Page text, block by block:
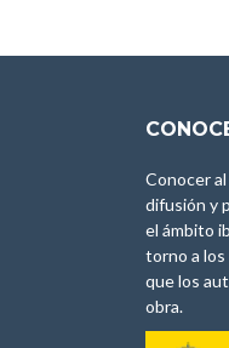
Conocer
difusión y
el ámbito
torno a
que los
obra.